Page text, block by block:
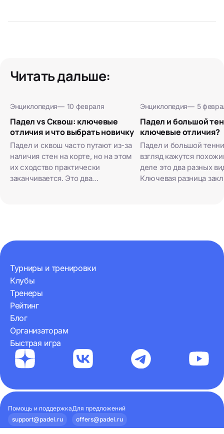
Читать дальше:
Энциклопедия— 10 февраля
Падел vs Сквош: ключевые
отличия и что выбрать новичку
Падел и сквош часто путают из-за
наличия стен на корте, но на этом
их сходство практически
заканчивается. Это два
Энциклопедия— 5
Падел и большой
ключевые отличия?
Падел и большой
взгляд кажутся
деле это два разных
Ключевая разница
Турниры и тренировки
Клубы
Тренеры
Рейтинг
Блог
Организаторам
Быстрая игра
Помощь и поддержка
support@padel.ru
Для предложений
offers@padel.ru
Наши документы